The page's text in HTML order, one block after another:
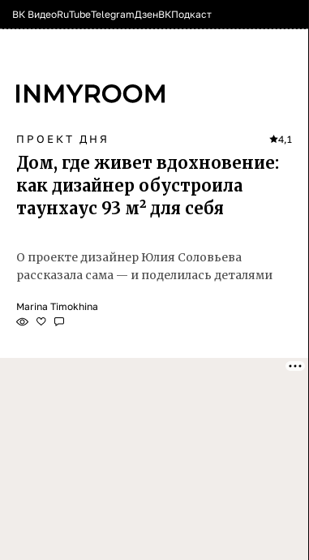
ВК ВидеоRuTubeTelegramДзенВКПодкаст
ПРОЕКТ ДНЯ 4,1
Дом, где живет вдохновение:
как дизайнер обустроила
таунхаус 93 м² для себя
О проекте дизайнер Юлия Соловьева
рассказала сама — и поделилась деталями
Marina Timokhina